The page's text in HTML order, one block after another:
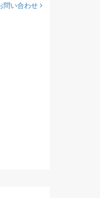
問い合わせ